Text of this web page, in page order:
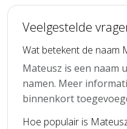
Veelgestelde
Wat betekent de naam
Mateusz is een naam
namen. Meer
binnenkort
Hoe populair is